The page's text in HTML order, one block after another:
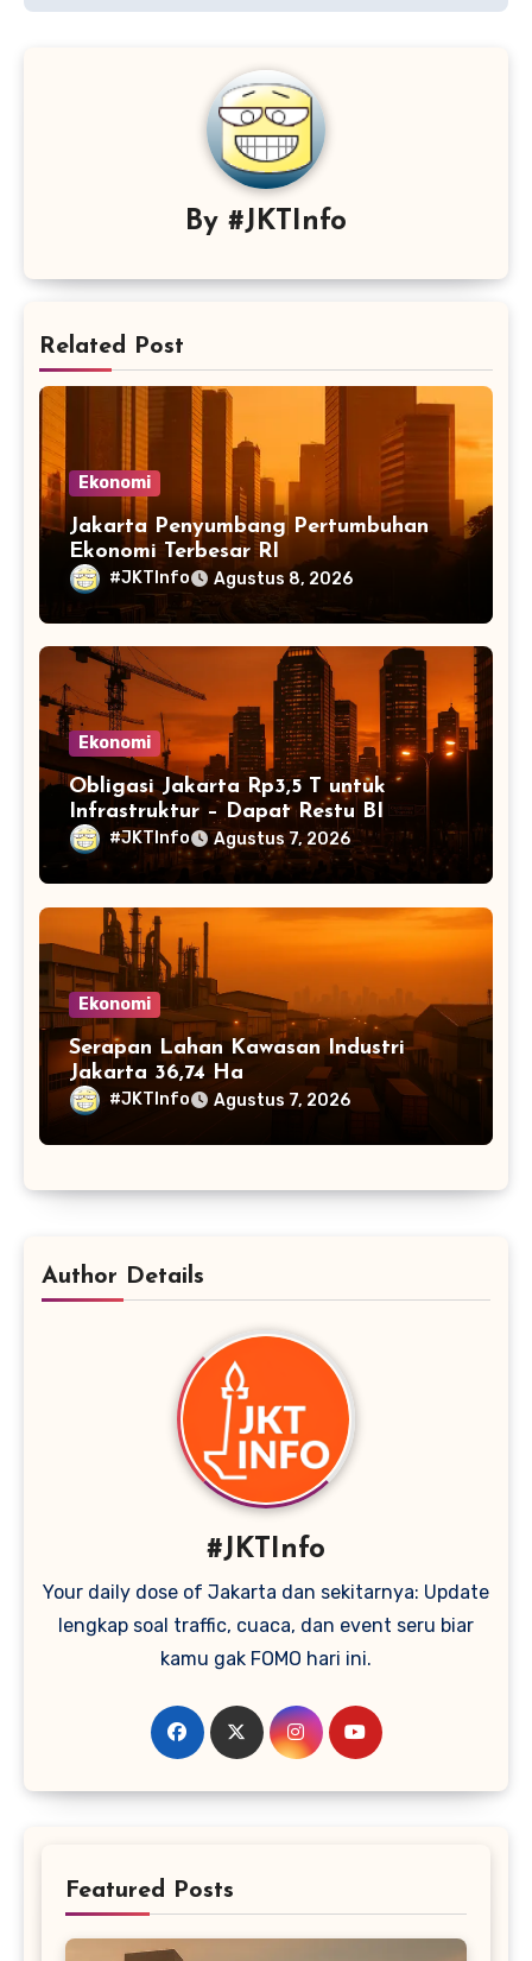
By #JKTInfo
Related Post
Ekonomi
Jakarta Penyumbang Pertumbuhan
Ekonomi Terbesar RI
#JKTInfo Agustus 8, 2026
Ekonomi
Obligasi Jakarta Rp3,5 T untuk
Infrastruktur – Dapat Restu BI
#JKTInfo Agustus 7, 2026
Ekonomi
Serapan Lahan Kawasan Industri
Jakarta 36,74 Ha
#JKTInfo Agustus 7, 2026
Author Details
#JKTInfo
Your daily dose of Jakarta dan sekitarnya: Update
lengkap soal traffic, cuaca, dan event seru biar
kamu gak FOMO hari ini.
Featured Posts